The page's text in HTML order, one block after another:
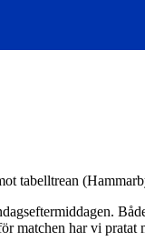
tabelltrean
har vi pratat